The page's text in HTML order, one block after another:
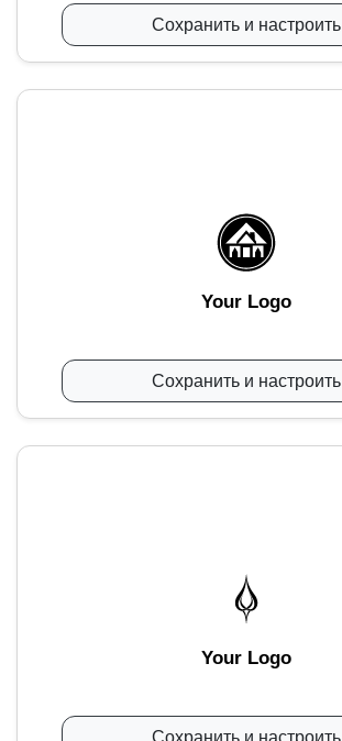
Сохранить и настроить
Your Logo
Сохранить и настроить
Your Logo
Сохранить и настроить